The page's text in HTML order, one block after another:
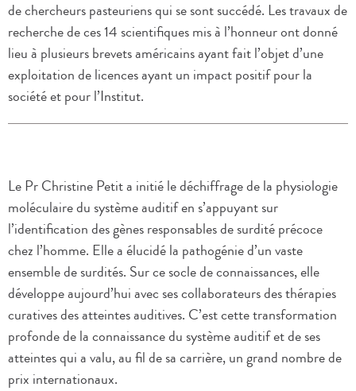
de chercheurs pasteuriens qui se sont succédé. Les travaux de
recherche de ces 14 scientifiques mis à l’honneur ont donné
lieu à plusieurs brevets américains ayant fait l’objet d’une
exploitation de licences ayant un impact positif pour la
société et pour l’Institut.
Le Pr Christine Petit a initié le déchiffrage de la physiologie
moléculaire du système auditif en s’appuyant sur
l’identification des gènes responsables de surdité précoce
chez l’homme. Elle a élucidé la pathogénie d’un vaste
ensemble de surdités. Sur ce socle de connaissances, elle
développe aujourd’hui avec ses collaborateurs des thérapies
curatives des atteintes auditives. C’est cette transformation
profonde de la connaissance du système auditif et de ses
atteintes qui a valu, au fil de sa carrière, un grand nombre de
prix internationaux.